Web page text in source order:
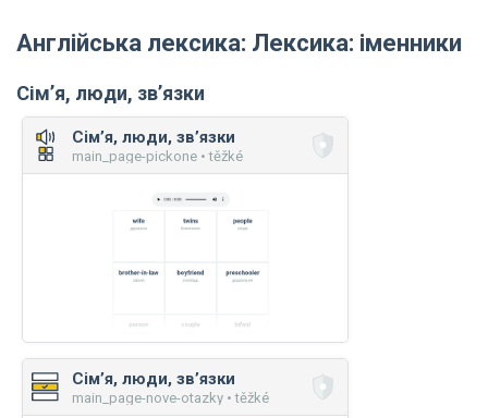
Англійська лексика: Лексика: іменники
Сім’я, люди, зв’язки
Сім’я, люди, зв’язки
main_page-pickone • těžké
Сім’я, люди, зв’язки
main_page-nove-otazky • těžké